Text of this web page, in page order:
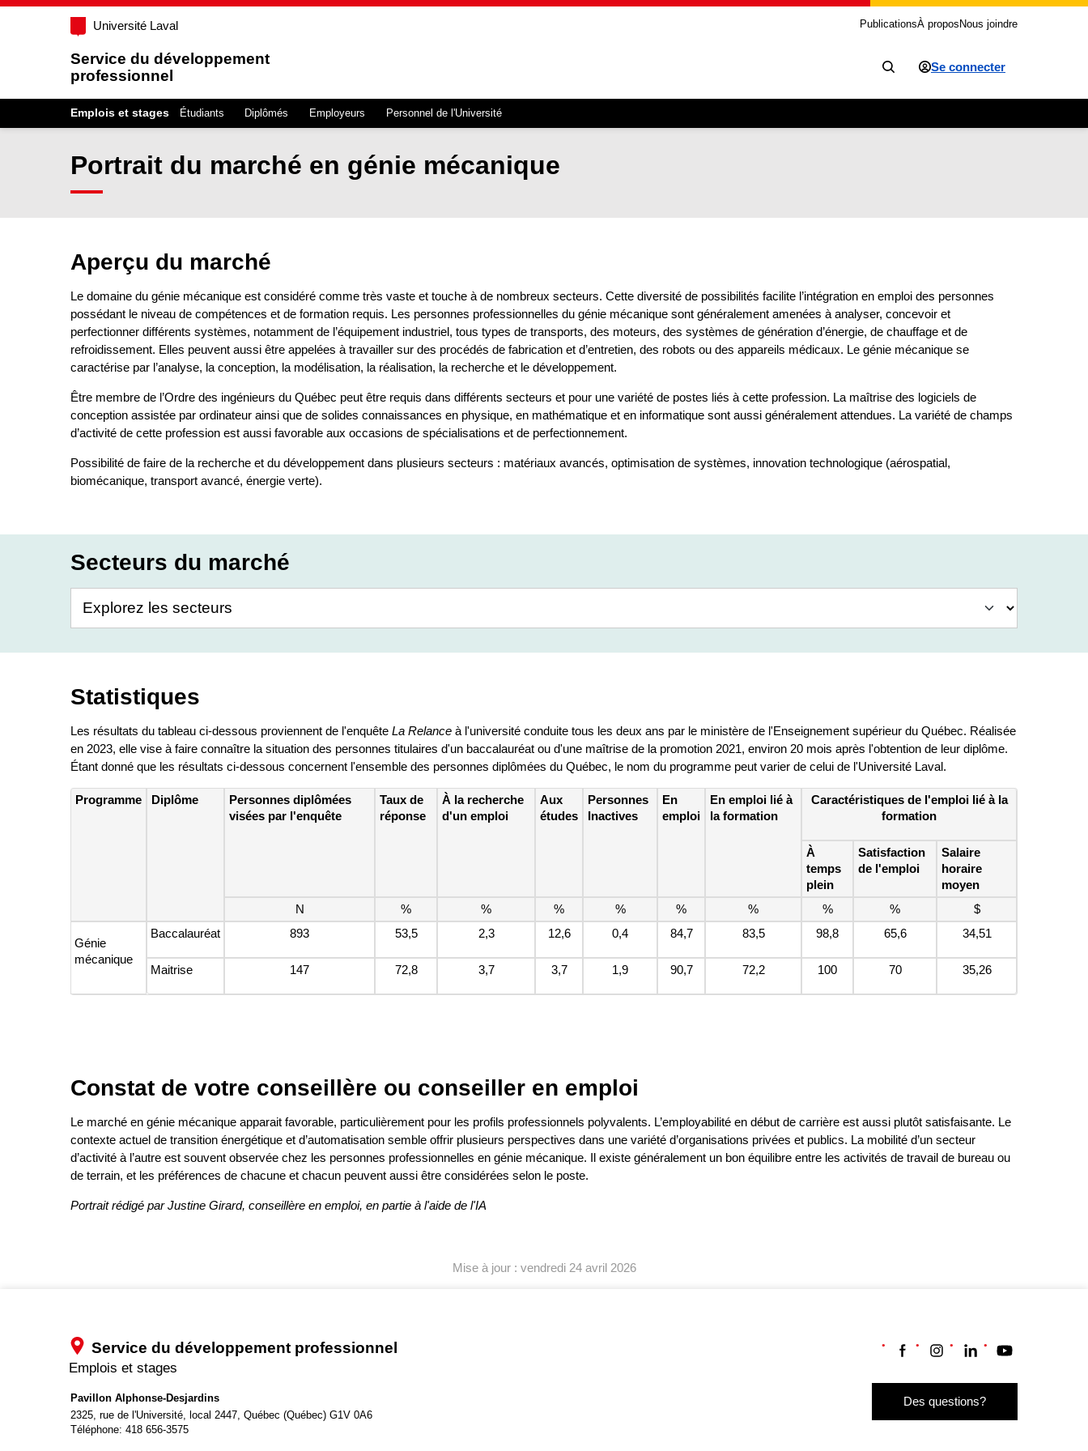
Université Laval PublicationsÀ proposNous joindre
Service du développement
professionnel
Se connecter
Emplois et stages Étudiants Diplômés Employeurs Personnel de l'Université
Portrait du marché en génie mécanique
Aperçu du marché
Le domaine du génie mécanique est considéré comme très vaste et touche à de nombreux secteurs. Cette diversité de possibilités facilite l’intégration en emploi des personnes
possédant le niveau de compétences et de formation requis. Les personnes professionnelles du génie mécanique sont généralement amenées à analyser, concevoir et
perfectionner différents systèmes, notamment de l’équipement industriel, tous types de transports, des moteurs, des systèmes de génération d’énergie, de chauffage et de
refroidissement. Elles peuvent aussi être appelées à travailler sur des procédés de fabrication et d’entretien, des robots ou des appareils médicaux. Le génie mécanique se
caractérise par l’analyse, la conception, la modélisation, la réalisation, la recherche et le développement.
Être membre de l’Ordre des ingénieurs du Québec peut être requis dans différents secteurs et pour une variété de postes liés à cette profession. La maîtrise des logiciels de
conception assistée par ordinateur ainsi que de solides connaissances en physique, en mathématique et en informatique sont aussi généralement attendues. La variété de champs
d’activité de cette profession est aussi favorable aux occasions de spécialisations et de perfectionnement.
Possibilité de faire de la recherche et du développement dans plusieurs secteurs : matériaux avancés, optimisation de systèmes, innovation technologique (aérospatial,
biomécanique, transport avancé, énergie verte).
Secteurs du marché
Statistiques
Les résultats du tableau ci-dessous proviennent de l'enquête La Relance à l'université conduite tous les deux ans par le ministère de l'Enseignement supérieur du Québec. Réalisée
en 2023, elle vise à faire connaître la situation des personnes titulaires d'un baccalauréat ou d'une maîtrise de la promotion 2021, environ 20 mois après l'obtention de leur diplôme.
Étant donné que les résultats ci-dessous concernent l'ensemble des personnes diplômées du Québec, le nom du programme peut varier de celui de l'Université Laval.
Programme Diplôme
Personnes diplômées
visées par l'enquête
Taux de
réponse
À la recherche
d'un emploi
Aux
études
Personnes
Inactives
En
emploi
En emploi lié à
la formation
Caractéristiques de l'emploi lié à la
formation
À
temps
plein
Satisfaction
de l'emploi
Salaire
horaire
moyen
N
% % % % % % % % $
Génie
mécanique
Baccalauréat 893 53,5 2,3 12,6 0,4 84,7 83,5 98,8 65,6 34,51
Maitrise 147 72,8 3,7 3,7 1,9 90,7 72,2 100 70 35,26
Constat de votre conseillère ou conseiller en emploi
Le marché en génie mécanique apparait favorable, particulièrement pour les profils professionnels polyvalents. L’employabilité en début de carrière est aussi plutôt satisfaisante. Le
contexte actuel de transition énergétique et d’automatisation semble offrir plusieurs perspectives dans une variété d’organisations privées et publics. La mobilité d’un secteur
d’activité à l’autre est souvent observée chez les personnes professionnelles en génie mécanique. Il existe généralement un bon équilibre entre les activités de travail de bureau ou
de terrain, et les préférences de chacune et chacun peuvent aussi être considérées selon le poste.
Portrait rédigé par Justine Girard, conseillère en emploi, en partie à l'aide de l'IA
Mise à jour : vendredi 24 avril 2026
Service du développement professionnel
Emplois et stages
Pavillon Alphonse-Desjardins
2325, rue de l'Université, local 2447, Québec (Québec) G1V 0A6
Téléphone: 418 656-3575
Suivez-nous sur Facebook
Suivez-nous sur Instagram
Suivez-nous sur
Suivez-nous sur
Des questions?